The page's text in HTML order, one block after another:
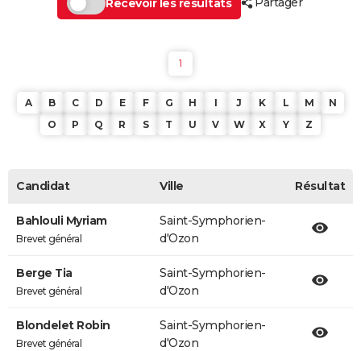
Recevoir les résultats
1
A B C D E F G H I J K L M
N
O
P Q R S T U V W X Y Z
Candidat Ville Résultat
Bahlouli Myriam
Brevet général
Saint-Symphorien-
d'Ozon
Berge Tia
Brevet général
Saint-Symphorien-
d'Ozon
Blondelet Robin
Brevet général
Saint-Symphorien-
d'Ozon